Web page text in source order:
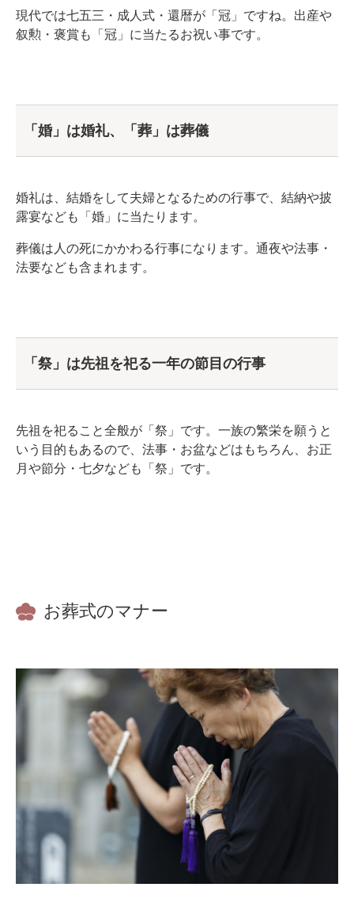
現代では七五三・成人式・還暦が「冠」ですね。出産や
叙勲・褒賞も「冠」に当たるお祝い事です。
「婚」は婚礼、「葬」は葬儀
婚礼は、結婚をして夫婦となるための行事で、結納や披
露宴なども「婚」に当たります。
葬儀は人の死にかかわる行事になります。通夜や法事・
法要なども含まれます。
「祭」は先祖を祀る一年の節目の行事
先祖を祀ること全般が「祭」です。一族の繁栄を願うと
いう目的もあるので、法事・お盆などはもちろん、お正
月や節分・七夕なども「祭」です。
お葬式のマナー